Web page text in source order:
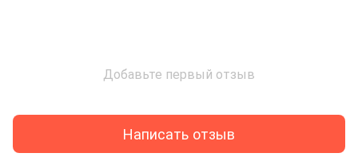
Добавьте первый отзыв
Написать отзыв